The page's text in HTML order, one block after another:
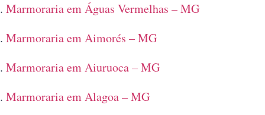
Marmoraria em Águas Vermelhas – MG
Marmoraria em Aimorés – MG
Marmoraria em Aiuruoca – MG
Marmoraria em Alagoa – MG